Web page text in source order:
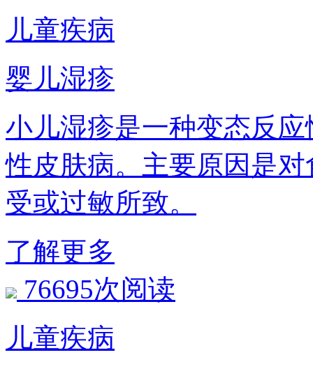
儿童疾病
婴儿湿疹
小儿湿疹是一种变态反
性皮肤病。主要原因是
受或过敏所致。
了解更多
76695次阅读
儿童疾病